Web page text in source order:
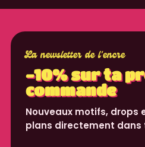
La newsletter de l'encre
-10% sur ta
commande
Nouveaux motifs, drops
plans directement dans